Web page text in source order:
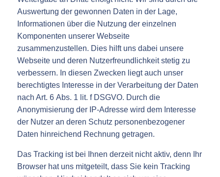
Auswertung der gewonnen Daten in der Lage,
Informationen über die Nutzung der einzelnen
Komponenten unserer Webseite
zusammenzustellen. Dies hilft uns dabei unsere
Webseite und deren Nutzerfreundlichkeit stetig zu
verbessern. In diesen Zwecken liegt auch unser
berechtigtes Interesse in der Verarbeitung der Daten
nach Art. 6 Abs. 1 lit. f DSGVO. Durch die
Anonymisierung der IP-Adresse wird dem Interesse
der Nutzer an deren Schutz personenbezogener
Daten hinreichend Rechnung getragen.
Das Tracking ist bei Ihnen derzeit nicht aktiv, denn Ihr
Browser hat uns mitgeteilt, dass Sie kein Tracking